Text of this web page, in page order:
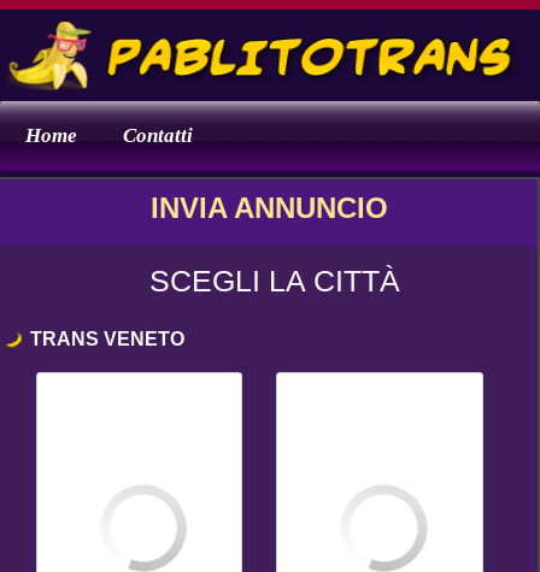
Home Contatti
INVIA ANNUNCIO
SCEGLI LA CITTÀ
TRANS VENETO